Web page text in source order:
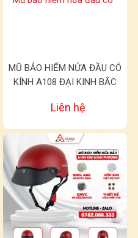
MŨ BẢO HIỂM NỬA ĐẦU CÓ
KÍNH A108 ĐẠI KINH BẮC
Liên hệ